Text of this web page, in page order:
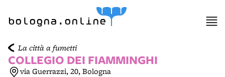
bologna.online
La città a fumetti
COLLEGIO DEI FIAMMINGHI
via Guerrazzi, 20, Bologna